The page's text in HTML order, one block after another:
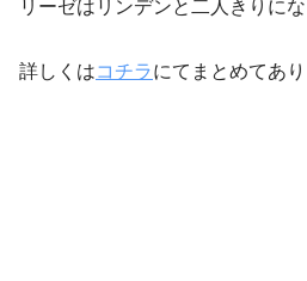
リーゼはリンデンと二人きりにな
詳しくはコチラにてまとめてあ